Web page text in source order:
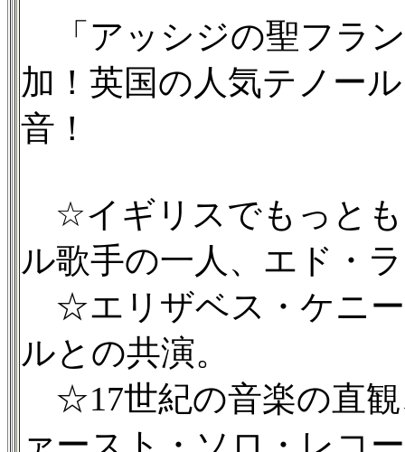
「アッシジの聖フラ
加！英国の人気テノー
音！
☆イギリスでもっとも
ル歌手の一人、エド・
☆エリザベス・ケニー
ルとの共演。
☆17世紀の音楽の直観